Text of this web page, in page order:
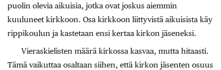
puolin olevia aikuisia, jotka ovat joskus aiemmin
kuuluneet kirkkoon. Osa kirkkoon liittyvistä aikuisista käy
rippikoulun ja kastetaan ensi kertaa kirkon jäseneksi.
Vieraskielisten määrä kirkossa kasvaa, mutta hitaasti.
Tämä vaikuttaa osaltaan siihen, että kirkon jäsenten osuus